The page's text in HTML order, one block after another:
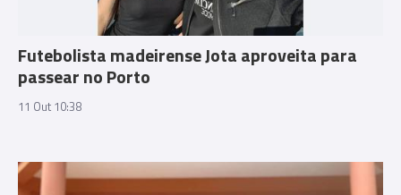
Futebolista madeirense Jota aproveita para
passear no Porto
11 Out 10:38